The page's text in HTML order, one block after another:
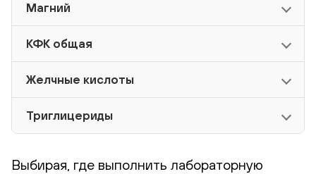
Магний
КФК общая
Желчные кислоты
Триглицериды
Выбирая, где выполнить лабораторную